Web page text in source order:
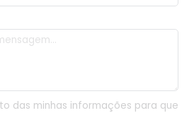
das minhas informações para que